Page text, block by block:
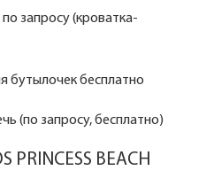
запросу (кроватка-
бутылочек бесплатно
(по запросу, бесплатно)
PRINCESS BEACH